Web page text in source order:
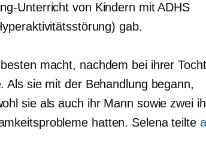
Unterricht von Kindern mit ADHS
gab.
macht, nachdem bei ihrer
Als sie mit der Behandlung begann,
sie als auch ihr Mann sowie zwei
hatten. Selena teilte